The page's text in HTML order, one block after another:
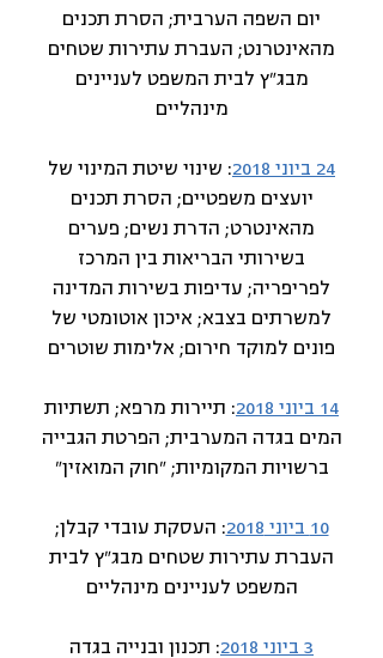
יום השפה הערבית; הסרת תכנים
מהאינטרנט; העברת עתירות שטחים
מבג"ץ לבית המשפט לעניינים
מינהליים
24 ביוני 2018
: שינוי שיטת המינוי של
יועצים משפטיים; הסרת תכנים
מהאינטרט; הדרת נשים; פערים
בשירותי הבריאות בין המרכז
לפריפריה; עדיפות בשירות המדינה
למשרתים בצבא; איכון אוטומטי של
פונים למוקד חירום; אלימות שוטרים
14 ביוני 2018
: תיירות מרפא; תשתיות
המים בגדה המערבית; הפרטת הגבייה
ברשויות המקומיות; "חוק המואזין"
10 ביוני 2018
: העסקת עובדי קבלן;
העברת עתירות שטחים מבג"ץ לבית
המשפט לעניינים מינהליים
3 ביוני 2018
: תכנון ובנייה בגדה